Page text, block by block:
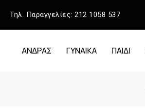
Τηλ. Παραγγελίες: 212 1058 537
ΑΝΔΡΑΣ ΓΥΝΑΙΚΑ ΠΑΙΔΙ